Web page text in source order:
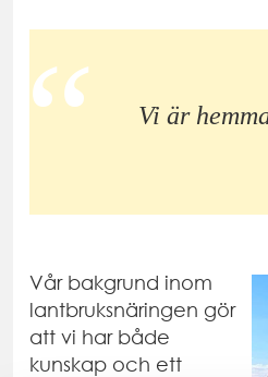
Vi är
Vår bakgrund inom
lantbruksnäringen gör
att vi har både
kunskap och ett